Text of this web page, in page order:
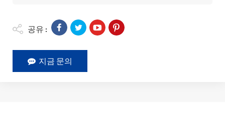
공유 :
지금 문의